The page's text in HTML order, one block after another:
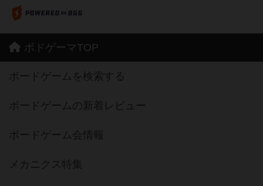
ボドゲーマTOP
ボードゲームを検索する
ボードゲームの新着レビュー
ボードゲーム会情報
メカニクス特集